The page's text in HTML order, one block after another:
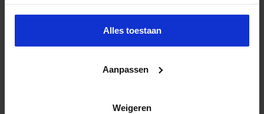
Alles toestaan
Aanpassen
Weigeren